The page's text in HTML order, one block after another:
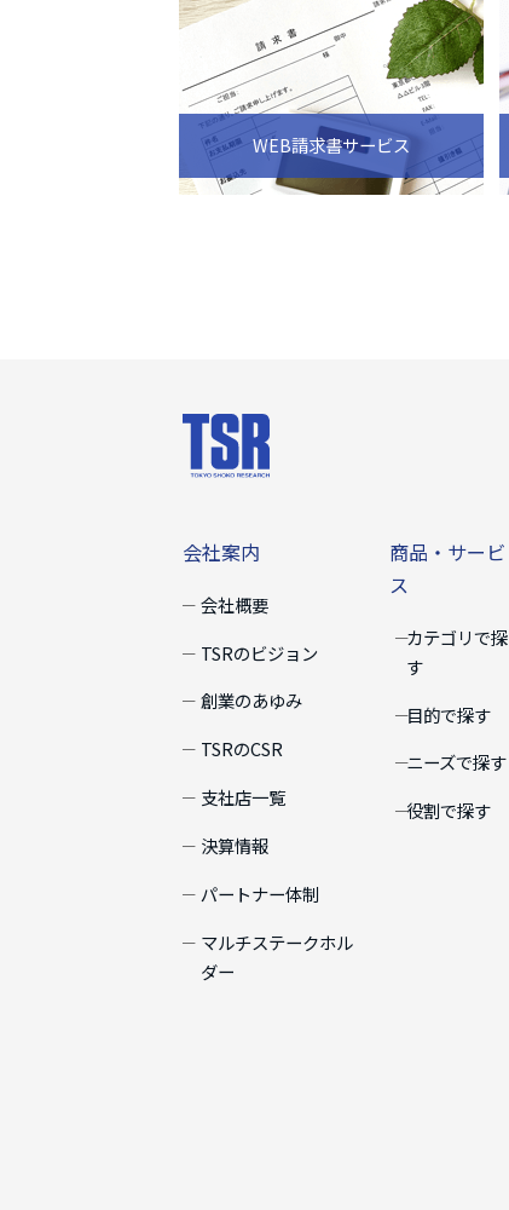
WEB請求書サービス
会社案内
会社概要
TSRのビジョン
創業のあゆみ
TSRのCSR
支社店一覧
決算情報
パートナー体制
マルチステークホル
ダー
商品・サービ
ス
カテゴリで探
す
目的で探す
ニーズで探す
役割で探す